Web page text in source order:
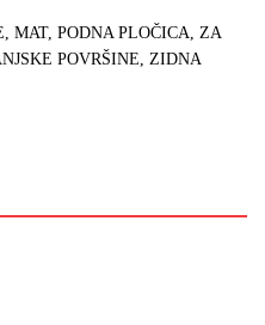
MAT, PODNA PLOČICA
ZA
POVRŠINE
ZIDNA